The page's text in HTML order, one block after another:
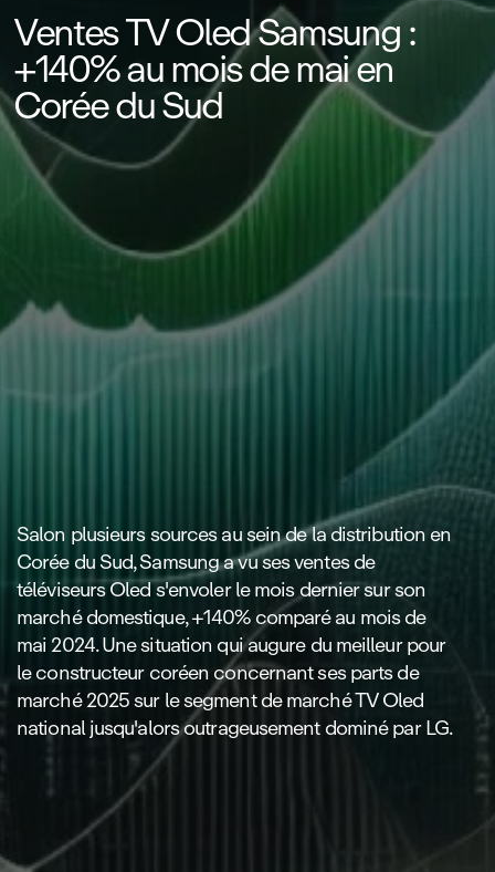
Ventes TV Oled Samsung :
+140% au mois de mai en
Corée du Sud
Salon plusieurs sources au sein de la distribution en
Corée du Sud, Samsung a vu ses ventes de
téléviseurs Oled s'envoler le mois dernier sur son
marché domestique, +140% comparé au mois de
mai 2024. Une situation qui augure du meilleur pour
le constructeur coréen concernant ses parts de
marché 2025 sur le segment de marché TV Oled
national jusqu'alors outrageusement dominé par LG.